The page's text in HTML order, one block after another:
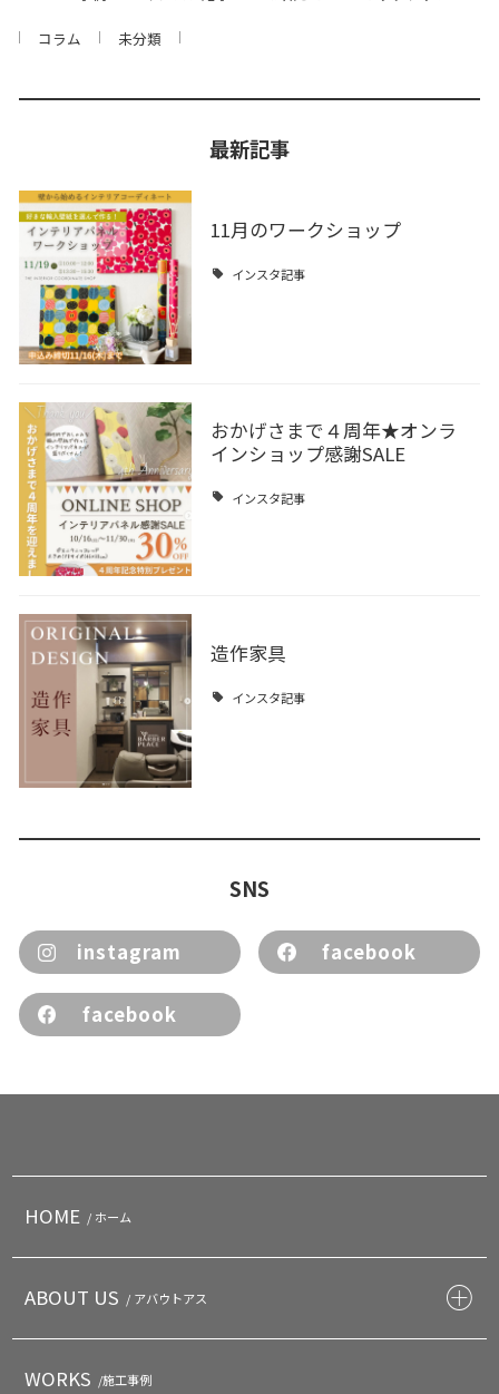
コラム 未分類
最新記事
11月のワークショップ
インスタ記事
おかげさまで４周年★オンラ
インショップ感謝SALE
インスタ記事
造作家具
インスタ記事
SNS
instagram facebook
facebook
HOME / ホーム
ABOUT US / アバウトアス
WORKS /施工事例